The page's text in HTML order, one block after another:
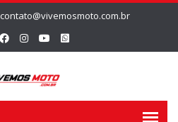
contato@vivemosmoto.com.br